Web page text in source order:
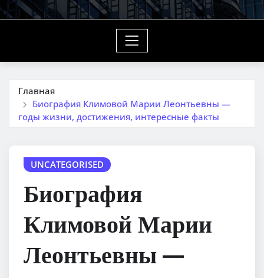
Главная
Биография Климовой Марии Леонтьевны —
годы жизни, достижения, интересные факты
UNCATEGORISED
Биография
Климовой Марии
Леонтьевны —